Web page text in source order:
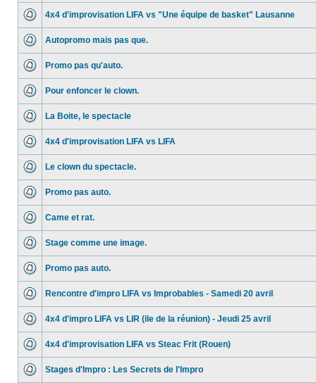
4x4 d'improvisation LIFA vs "Une équipe de basket" Lausanne
Autopromo mais pas que.
Promo pas qu'auto.
Pour enfoncer le clown.
La Boite, le spectacle
4x4 d'improvisation LIFA vs LIFA
Le clown du spectacle.
Promo pas auto.
Came et rat.
Stage comme une image.
Promo pas auto.
Rencontre d'impro LIFA vs Improbables - Samedi 20 avril
4x4 d'impro LIFA vs LIR (ile de la réunion) - Jeudi 25 avril
4x4 d'improvisation LIFA vs Steac Frit (Rouen)
Stages d'Impro : Les Secrets de l'Impro